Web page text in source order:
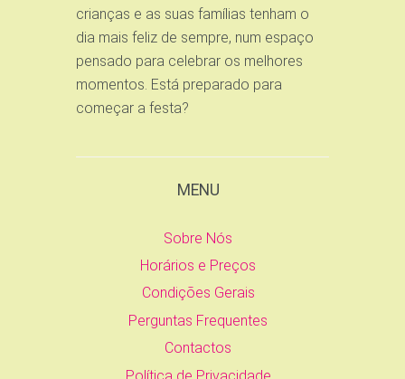
crianças e as suas famílias tenham o
dia mais feliz de sempre, num espaço
pensado para celebrar os melhores
momentos. Está preparado para
começar a festa?
MENU
Sobre Nós
Horários e Preços
Condições Gerais
Perguntas Frequentes
Contactos